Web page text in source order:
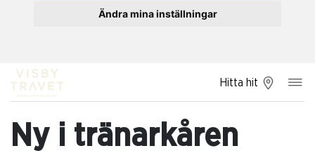
Ändra mina inställningar
Hitta hit
Ny i tränarkåren